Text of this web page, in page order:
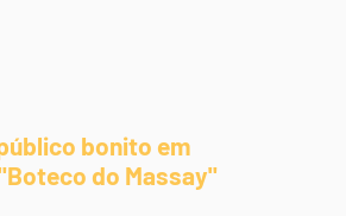
bonito em
do Massay"